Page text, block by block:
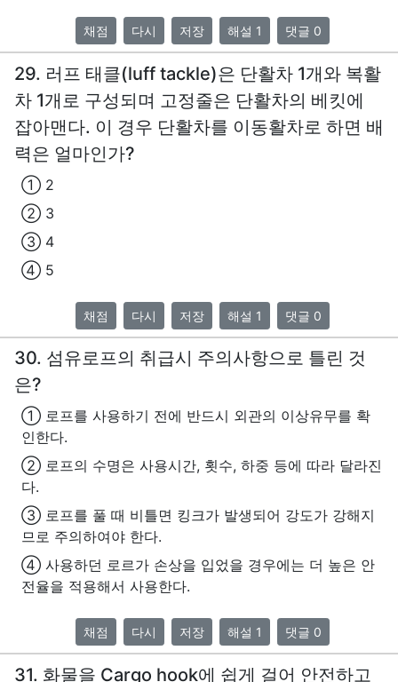
채점 다시 저장 해설 1 댓글 0
29. 러프 태클(luff tackle)은 단활차 1개와 복활
차 1개로 구성되며 고정줄은 단활차의 베킷에
잡아맨다. 이 경우 단활차를 이동활차로 하면 배
력은 얼마인가?
① 2
② 3
③ 4
④ 5
채점 다시 저장 해설 1 댓글 0
30. 섬유로프의 취급시 주의사항으로 틀린 것
은?
① 로프를 사용하기 전에 반드시 외관의 이상유무를 확
인한다.
② 로프의 수명은 사용시간, 횟수, 하중 등에 따라 달라진
다.
③ 로프를 풀 때 비틀면 킹크가 발생되어 강도가 강해지
므로 주의하여야 한다.
④ 사용하던 로르가 손상을 입었을 경우에는 더 높은 안
전율을 적용해서 사용한다.
채점 다시 저장 해설 1 댓글 0
31. 화물을 Cargo hook에 쉽게 걸어 안전하고